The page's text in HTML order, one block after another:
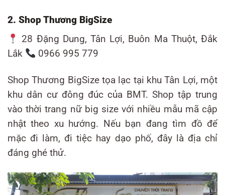
2. Shop Thương BigSize
28 Đặng Dung, Tân Lợi, Buôn Ma Thuột, Đắk
Lắk
0966 995 779
Shop Thương BigSize tọa lạc tại khu Tân Lợi, một
khu dân cư đông đúc của BMT. Shop tập trung
vào thời trang nữ big size với nhiều mẫu mã cập
nhật theo xu hướng. Nếu bạn đang tìm đồ để
mặc đi làm, đi tiệc hay dạo phố, đây là địa chỉ
đáng ghé thử.